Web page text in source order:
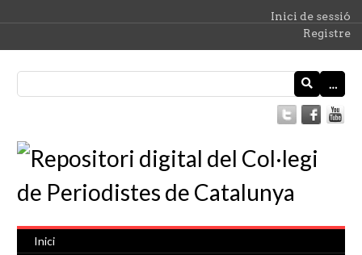
Inici de sessió
Registre
…
Inici